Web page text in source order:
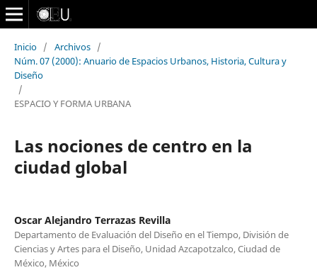
Inicio / Archivos /
Núm. 07 (2000): Anuario de Espacios Urbanos, Historia, Cultura y
Diseño
/
ESPACIO Y FORMA URBANA
Las nociones de centro en la
ciudad global
Oscar Alejandro Terrazas Revilla
Departamento de Evaluación del Diseño en el Tiempo, División de
Ciencias y Artes para el Diseño, Unidad Azcapotzalco, Ciudad de
México, México